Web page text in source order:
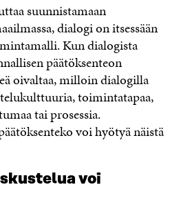
suunnistamaan
dialogi on itsessään
Kun dialogista
päätöksenteon
oivaltaa, milloin dialogilla
toimintatapaa,
tai prosessia.
voi hyötyä näistä
voi